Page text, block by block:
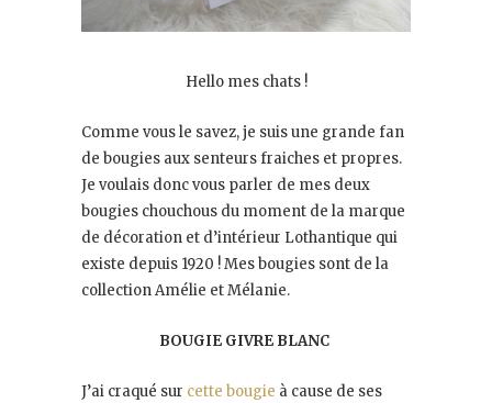
Hello mes chats !
Comme vous le savez, je suis une grande fan
de bougies aux senteurs fraiches et propres.
Je voulais donc vous parler de mes deux
bougies chouchous du moment de la marque
de décoration et d’intérieur Lothantique qui
existe depuis 1920 ! Mes bougies sont de la
collection Amélie et Mélanie.
BOUGIE GIVRE BLANC
J’ai craqué sur cette bougie à cause de ses